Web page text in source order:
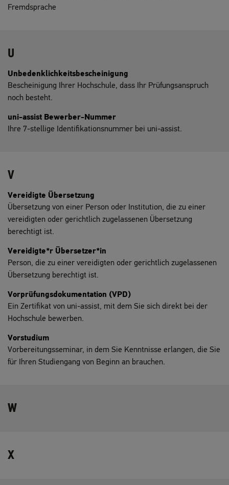
Fremdsprache
U
Unbedenklichkeitsbescheinigung
Bescheinigung Ihrer Hochschule, dass Ihr Prüfungsanspruch
noch besteht.
uni-assist Bewerber-Nummer
Ihre 7-stellige Identifikationsnummer bei uni-assist.
V
Vereidigte Übersetzung
Übersetzung von einer Person oder Institution, die zu einer
vereidigten oder gerichtlich zugelassenen Übersetzung
berechtigt ist.
Vereidigte*r Übersetzer*in
Person, die zu einer vereidigten oder gerichtlich zugelassenen
Übersetzung berechtigt ist.
Vorprüfungsdokumentation (VPD)
Ein Zertifikat von uni-assist, mit dem Sie sich direkt bei der
Hochschule bewerben.
Vorstudium
Vorbereitungsseminar, in dem Sie Kenntnisse erlangen, die Sie
für Ihren Studiengang von Beginn an brauchen.
W
X